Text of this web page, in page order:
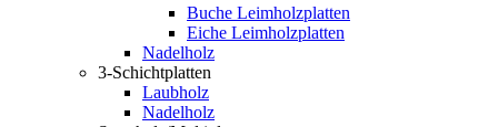
Buche Leimholzplatten
Eiche Leimholzplatten
Nadelholz
3-Schichtplatten
Laubholz
Nadelholz